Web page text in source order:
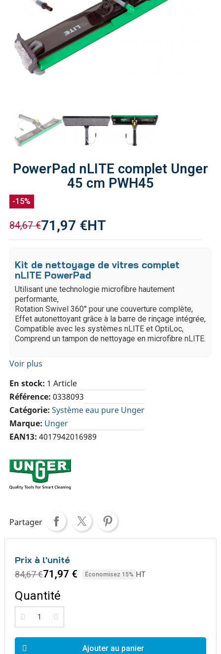
PowerPad nLITE complet Unger
45 cm PWH45
-15%
84,67 €71,97 €HT
Kit de nettoyage de vitres complet
nLITE PowerPad
Utilisant une technologie microfibre hautement
performante,
Rotation Swivel 360° pour une couverture complète,
Effet autonettoyant grâce à la barre de rinçage intégrée,
Compatible avec les systèmes nLITE et OptiLoc,
Comprend un tampon de nettoyage en microfibre nLITE.
Voir plus
En stock 1 Article
Référence 0338093
Catégorie Système eau pure Unger
Marque Unger
EAN13 4017942016989
Partager
Prix à l'unité
84,67 €71,97 € Économisez 15% HT
Quantité
Ajouter au panier